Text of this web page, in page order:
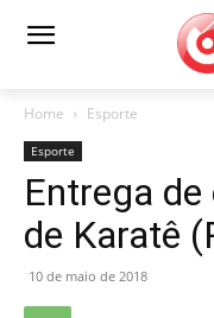
Home Esporte
Esporte
Entrega
de Karatê
10 de maio de 2018